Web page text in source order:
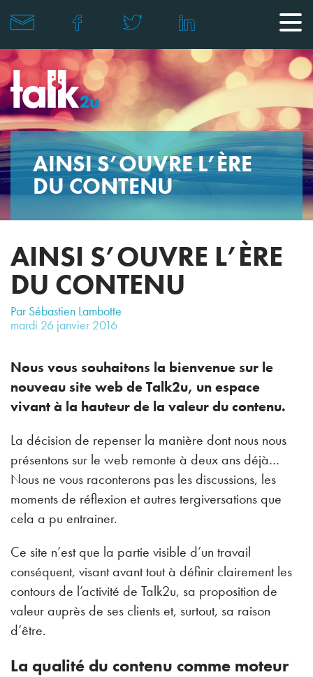
AINSI S’OUVRE L’ÈRE
DU CONTENU
AINSI S’OUVRE L’ÈRE
DU CONTENU
Par Sébastien Lambotte
mardi 26 janvier 2016
Nous vous souhaitons la bienvenue sur le
nouveau site web de Talk2u, un espace
vivant à la hauteur de la valeur du contenu.
La décision de repenser la manière dont nous nous
présentons sur le web remonte à deux ans déjà…
Nous ne vous raconterons pas les discussions, les
moments de réflexion et autres tergiversations que
cela a pu entrainer.
Ce site n’est que la partie visible d’un travail
conséquent, visant avant tout à définir clairement les
contours de l’activité de Talk2u, sa proposition de
valeur auprès de ses clients et, surtout, sa raison
d’être.
La qualité du contenu comme moteur